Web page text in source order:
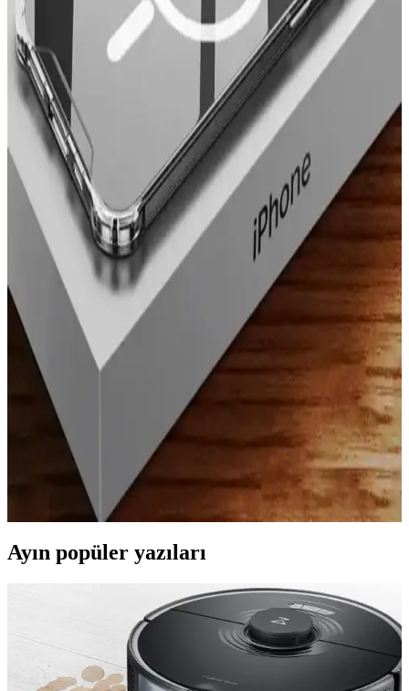
Samsung Galaxy S24 Ultra için En Popüler Kılıf
Türleri ve Kullanıcı Tercihleri
Samsung Galaxy S24 Ultra için koruma, estetik ve kullanım
kolaylığı sağlayan en iyi kılıf seçenekleri, malzeme tercihleri ve
kullanıcı ihtiyaçlarına göre seçim ipuçlarıyla anlatılıyor.
Fibaks iPhone 7 Kamera Korumalı Kılıfı Güvenli ve
Dayanıklı Koruma Çözümü
Fibaks iPhone 7 kamera korumalı kılıf, yüksek kenarlarıyla
kamerayı çizilmelere ve darbelere karşı korur, dayanıklı
malzemesiyle uzun ömür sağlar, estetik ve fonksiyonel bir koruma
Spoyi Marka Retro Tasarımlı iPhone 7 ve 8 Kılıfları
ile Şıklık ve Koruma Bir Arada
Spoyi’nin retro tasarımlı glossy iPhone 7 ve 8 kılıfları, şık görünüm
ve dayanıklılık sunar. Uygun fiyatlı ve çeşitli renk seçenekleriyle
telefonunuzu korurken tarzınızı yansıtır.
iPhone 13 ve 14 için en iyi koruyucu kılıf seçimleri
ve kullanım rehberi
iPhone 13 ve 14 modelleri için çeşitli kılıf seçenekleri, malzeme
avantajları ve seçim kriterleriyle telefonunuzu nasıl koruyacağınızı
anlatan rehber.
Ayın popüler yazıları